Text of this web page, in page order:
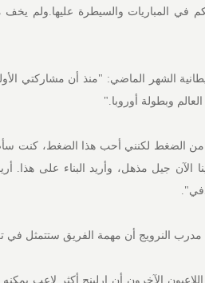
في المباريات والسيطرة عليها.ولم
وبطولة أوروبا."
من الضغط لكنني ⁠أحب هذا ⁠الضغط، كنت
الآن جيل مذهل، وأريد البناء على هذا.
النرويج أن مهمة الفريق ستتمثل في
الآخرون أن إرلينج أكثر لاعب يمكنه